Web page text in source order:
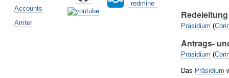
Redeleitung
Präsidium (
Antrags-
Präsidium (
Das Präsidium
Accounts
Ämter